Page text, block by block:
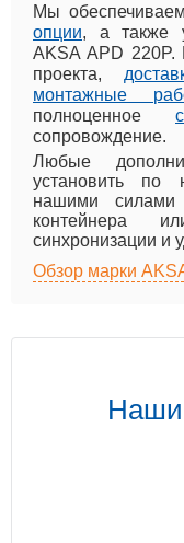
Мы
опции, а также
AKSA APD 220P.
проекта,
монтажные
полноценное
сопровождение.
Любые
установить по
нашими
контейнера
синхронизации и
Обзор марки
Наши